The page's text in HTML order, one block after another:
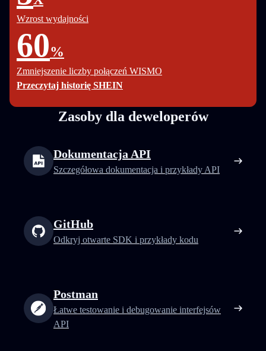
Wzrost wydajności
60%
Zmniejszenie liczby połączeń WISMO
Przeczytaj historię SHEIN
Zasoby dla deweloperów
Dokumentacja API
Szczegółowa dokumentacja i przykłady API
GitHub
Odkryj otwarte SDK i przykłady kodu
Postman
Łatwe testowanie i debugowanie interfejsów
API